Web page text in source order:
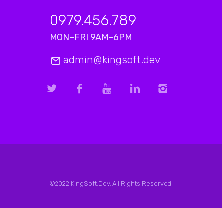
0979.456.789
MON–FRI 9AM–6PM
admin@kingsoft.dev
©2022 KingSoft.Dev. All Rights Reserved.